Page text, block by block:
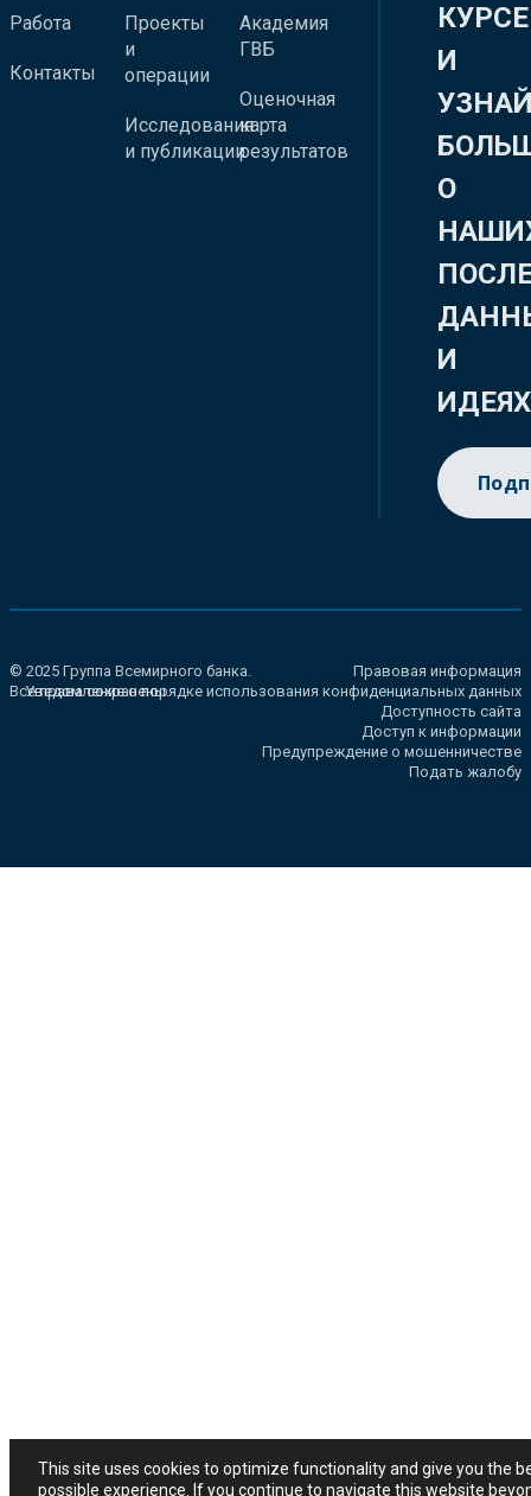
Работа
Контакты
Проекты
и
операции
Исследования
и публикации
Академия
ГВБ
Оценочная
карта
результатов
КУРСЕ
И
О
И
ИДЕЯХ
© 2025 Группа Всемирного банка.
Все права сохранены.
Правовая информация
Уведомление о порядке использования конфиденциальных данных
Доступность сайта
Доступ к информации
Предупреждение о мошенничестве
Подать жалобу
This site uses cookies to optimize functionality and give you the
possible experience. If you continue to navigate this website